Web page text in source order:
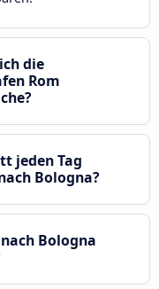
die
Rom
jeden Tag
Bologna?
Bologna